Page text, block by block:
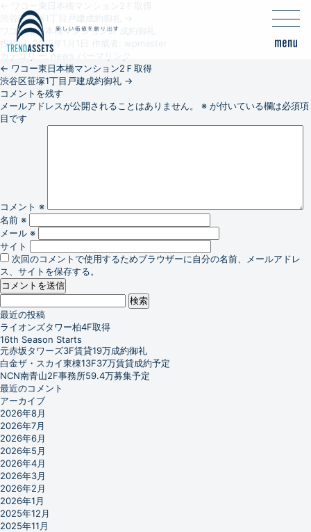
渋谷区笹塚1丁目戸建成約御礼
ワコー東日本橋マンション2F成約御礼
投稿日: 2012年1月1日
カテゴリー:news
← ワコー東日本橋マンション2Ｆ取得
渋谷区笹塚1丁目戸建成約御礼 →
コメントを残す
メールアドレスが公開されることはありません。
※ が付いている欄は必須項
目です
コメント ※
名前 ※
メール ※
サイト
次回のコメントで使用するためブラウザーに自分の名前、メールアドレ
ス、サイトを保存する。
検
索:
最近の投稿
ライオンズタワー柏4F取得
16th Season Starts
元赤坂タワーズ3F賃貸19万成約御礼
白金ザ・スカイ東棟13F37万賃貸成約予定
NCN南青山2F事務所59.4万募集予定
最近のコメント
アーカイブ
2026年8月
2026年7月
2026年6月
2026年5月
2026年4月
2026年3月
2026年2月
2026年1月
2025年12月
2025年11月